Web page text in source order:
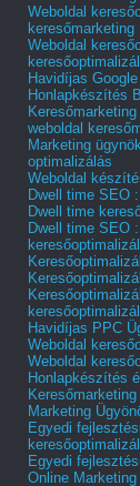
Weboldal
keresőmarketing
Weboldal
Havidíjas
Honlapkészítés
weboldal
Marketing
optimalizálás
Weboldal
Dwell time SEO
Dwell time
Dwell time SEO
Havidíjas PPC
Weboldal
Weboldal
Honlapkészítés
Marketing
Egyedi
Egyedi
Online